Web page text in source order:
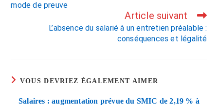
mode de preuve
Article suivant
L’absence du salarié à un entretien préalable :
conséquences et légalité
VOUS DEVRIEZ ÉGALEMENT AIMER
Salaires : augmentation prévue du SMIC de 2,19 % à